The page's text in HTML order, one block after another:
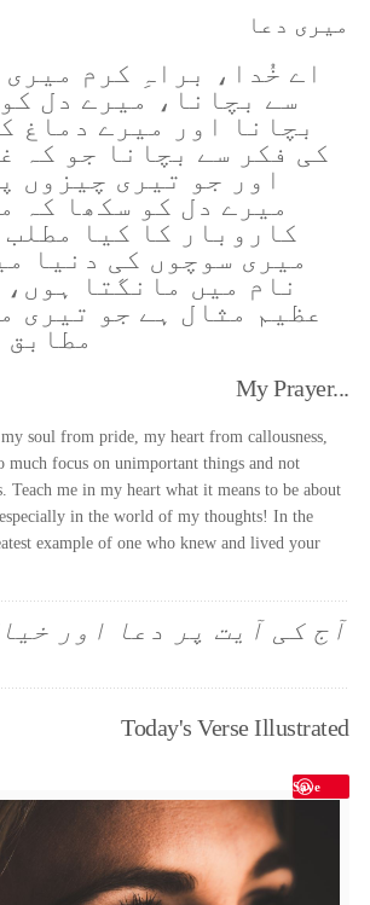
میری دعا
اے خُدا، براہِ کرم میری
سے بچانا، میرے دل
بچانا اور میرے دماغ
کی فکر سے بچانا جو کہ
اور جو تیری چیزوں
میرے دل کو سکھا کہ
کاروبار کا کیا مطلب
میری سوچوں کی دنیا
نام میں مانگتا
عظیم مثال ہے جو تیری
My Prayer...
my soul from pride, my heart from callousness,
focus on unimportant things and not
Teach me in my heart what it means to be about
in the world of my thoughts! In the
example of one who knew and lived your
آج کی آیت پر دعا اور
Today's Verse Illustrated
Save